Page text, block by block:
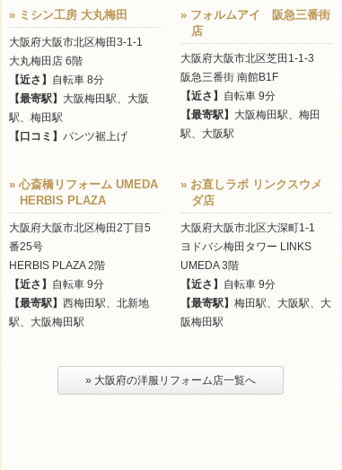
» ミシン工房 大丸梅田
大阪府大阪市北区梅田3-1-1
大丸梅田店 6階
【近さ】 自転車 8分
【最寄駅】 大阪梅田駅、大阪
駅、梅田駅
【口コミ】 パンツ裾上げ
» フォルムアイ 阪急三番街
店
大阪府大阪市北区芝田1-1-3
阪急三番街 南館B1F
【近さ】 自転車 9分
【最寄駅】 大阪梅田駅、梅田
駅、大阪駅
» 心斎橋リフォーム UMEDA
HERBIS PLAZA
大阪府大阪市北区梅田2丁目5
番25号
HERBIS PLAZA 2階
【近さ】 自転車 9分
【最寄駅】 西梅田駅、北新地
駅、大阪梅田駅
» お直しラボ リンクスウメ
ダ店
大阪府大阪市北区大深町1-1
ヨドバシ梅田タワー LINKS
UMEDA 3階
【近さ】 自転車 9分
【最寄駅】 梅田駅、大阪駅、大
阪梅田駅
» 大阪府の洋服リフォーム店一覧へ